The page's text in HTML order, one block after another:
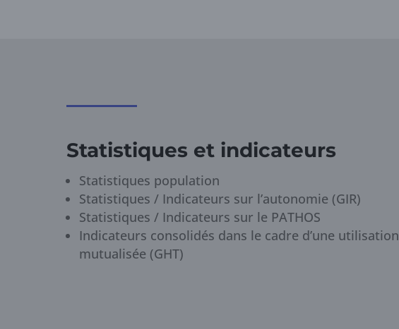
Statistiques et indicateurs
Statistiques population
Statistiques / Indicateurs sur l’autonomie (GIR)
Statistiques / Indicateurs sur le PATHOS
Indicateurs consolidés dans le cadre d’une utilisation
mutualisée (GHT)